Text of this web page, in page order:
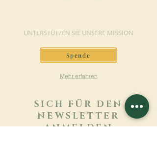
UNTERSTÜTZEN SIE UNSERE MISSION
Spende
Mehr erfahren
SICH FÜR DEN
NEWSLETTER
ANMELDEN